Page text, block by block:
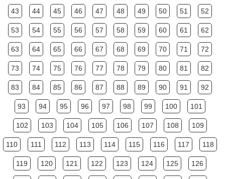
43 44 45 46 47 48 49 50 51 52
53 54 55 56 57 58 59 60 61 62
63 64 65 66 67 68 69 70 71 72
73 74 75 76 77 78 79 80 81 82
83 84 85 86 87 88 89 90 91 92
93 94 95 96 97 98 99 100 101
102 103 104 105 106 107 108 109
110 111 112 113 114 115 116 117 118
119 120 121 122 123 124 125 126